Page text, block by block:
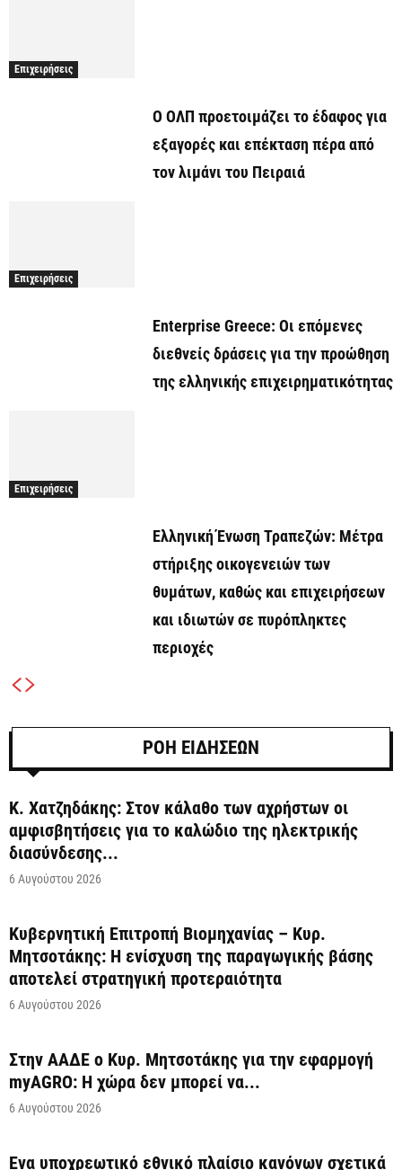
Επιχειρήσεις
O ΟΛΠ προετοιμάζει το έδαφος για
εξαγορές και επέκταση πέρα από
τον λιμάνι του Πειραιά
Επιχειρήσεις
Enterprise Greece: Οι επόμενες
διεθνείς δράσεις για την προώθηση
της ελληνικής επιχειρηματικότητας
Επιχειρήσεις
Ελληνική Ένωση Τραπεζών: Μέτρα
στήριξης οικογενειών των
θυμάτων, καθώς και επιχειρήσεων
και ιδιωτών σε πυρόπληκτες
περιοχές
ΡΟΗ ΕΙΔΗΣΕΩΝ
Κ. Χατζηδάκης: Στον κάλαθο των αχρήστων οι
αμφισβητήσεις για το καλώδιο της ηλεκτρικής
διασύνδεσης...
6 Αυγούστου 2026
Κυβερνητική Επιτροπή Βιομηχανίας – Κυρ.
Μητσοτάκης: Η ενίσχυση της παραγωγικής βάσης
αποτελεί στρατηγική προτεραιότητα
6 Αυγούστου 2026
Στην ΑΑΔΕ ο Κυρ. Μητσοτάκης για την εφαρμογή
myAGRO: Η χώρα δεν μπορεί να...
6 Αυγούστου 2026
Ένα υποχρεωτικό εθνικό πλαίσιο κανόνων σχετικά